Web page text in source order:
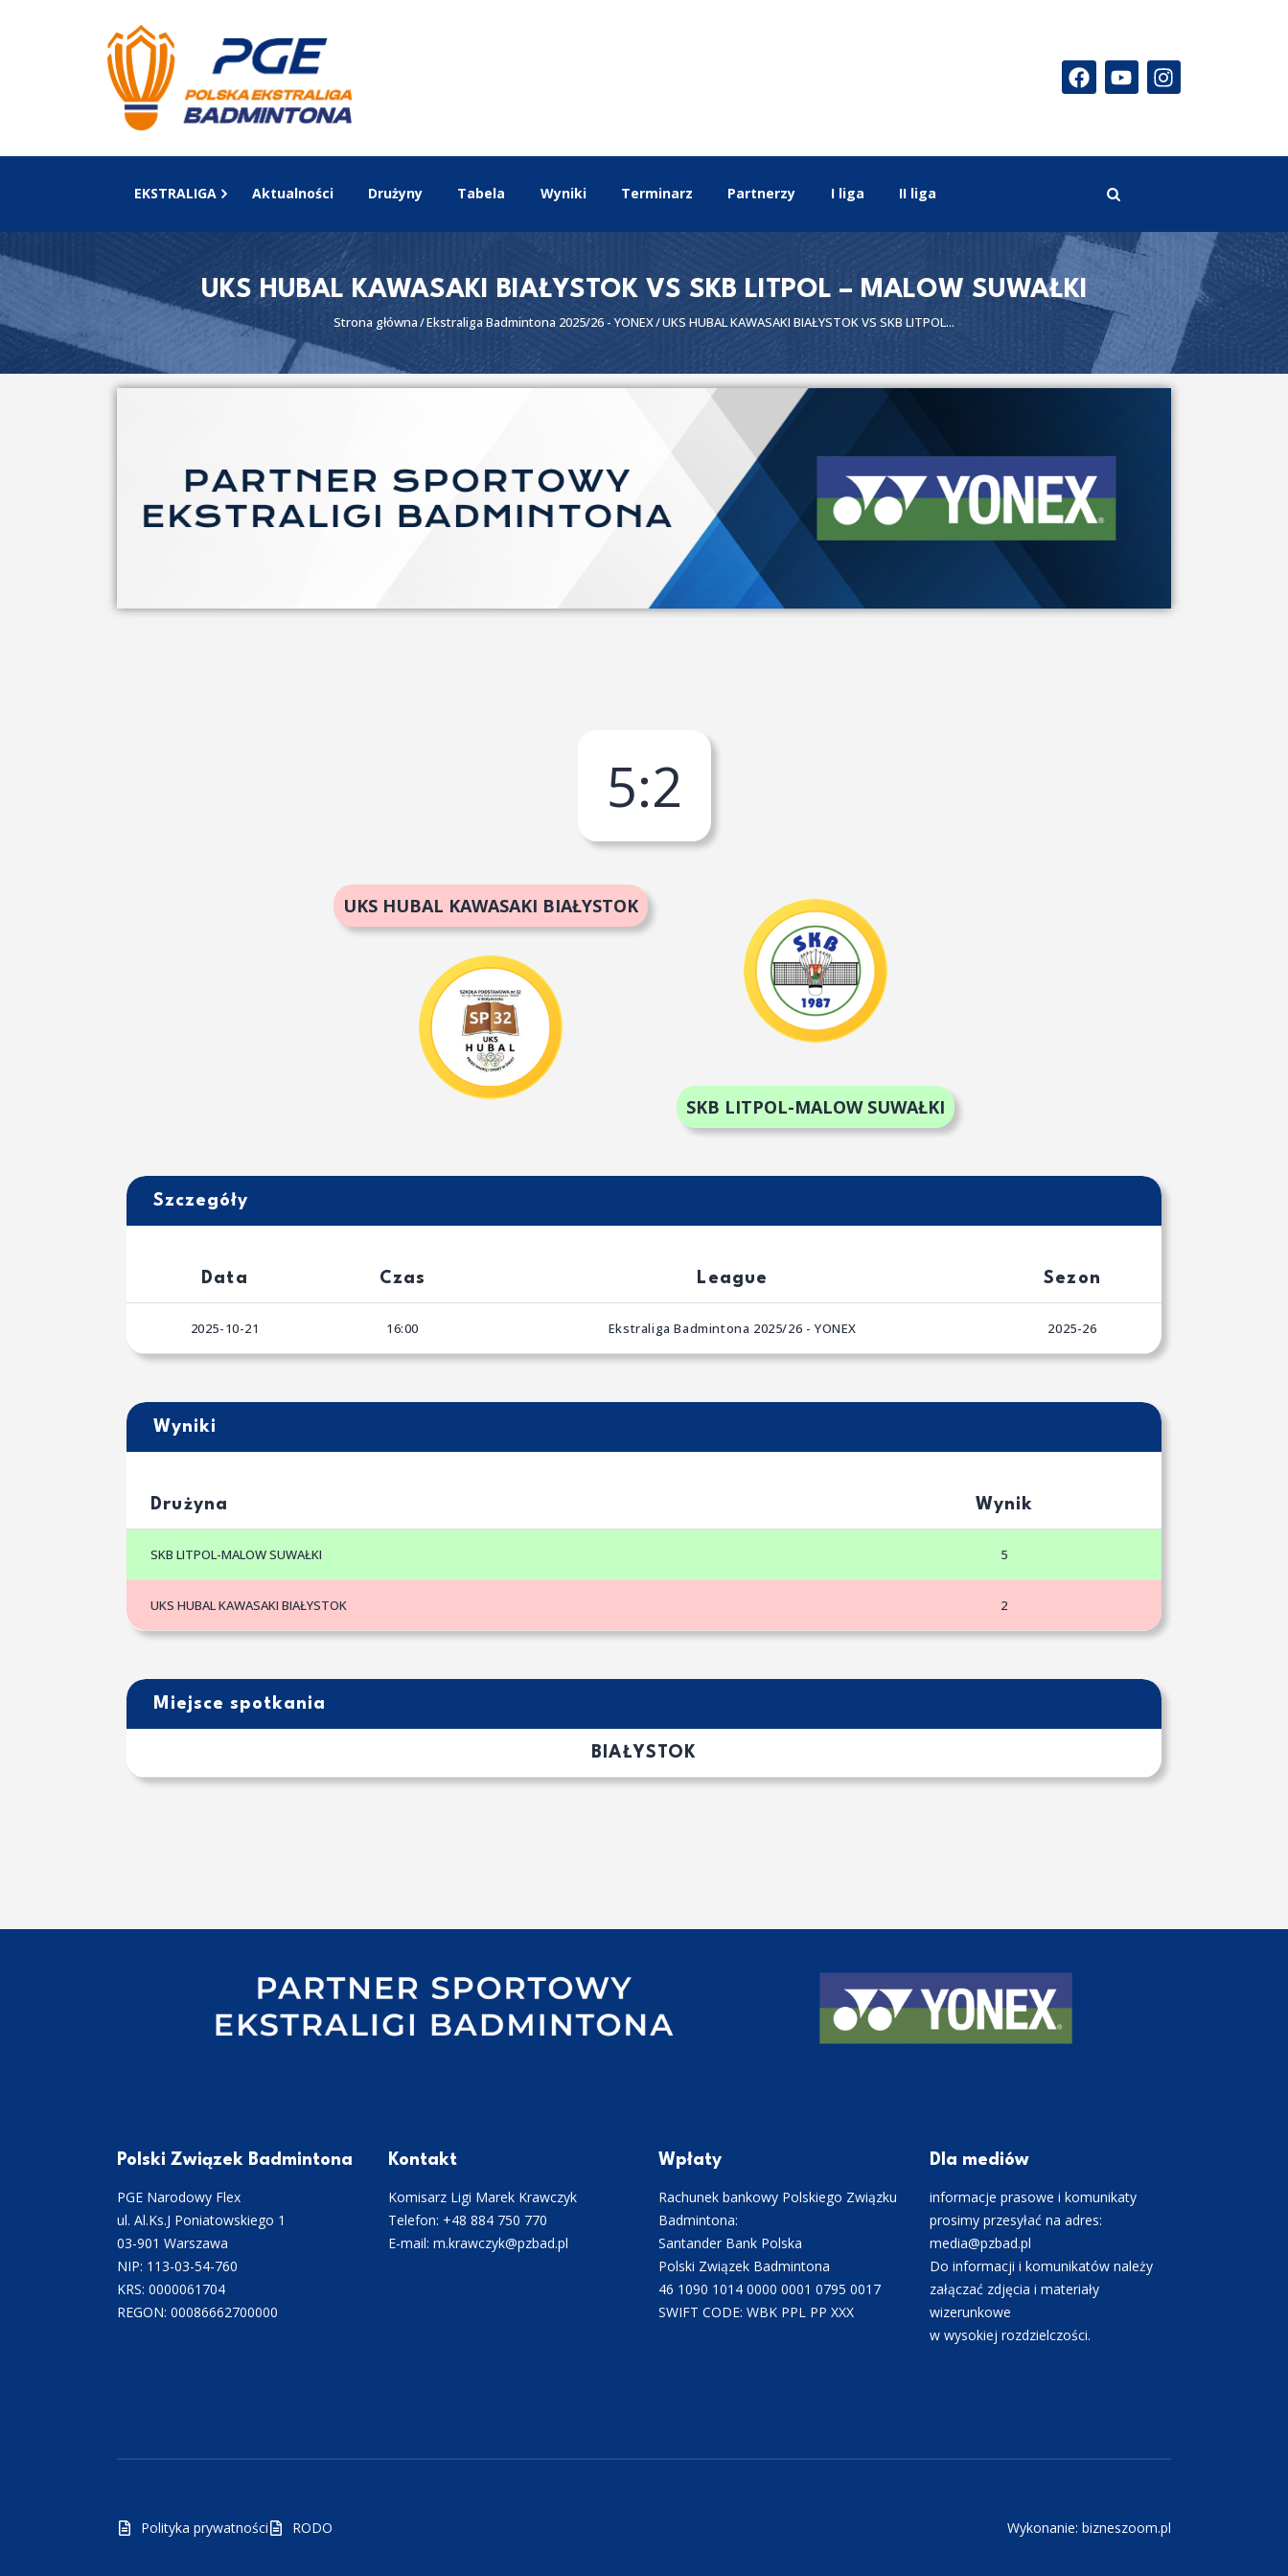
EKSTRALIGA Aktualności Drużyny Tabela Wyniki Terminarz Partnerzy I liga II liga
UKS HUBAL KAWASAKI BIAŁYSTOK VS SKB LITPOL – MALOW SUWAŁKI
Strona główna Ekstraliga Badmintona 2025/26 - YONEX UKS HUBAL KAWASAKI BIAŁYSTOK VS SKB LITPOL...
II liga
5:2
UKS HUBAL KAWASAKI BIAŁYSTOK
SKB LITPOL-MALOW SUWAŁKI
Szczegóły
Data Czas League Sezon
2025-10-21 16:00 Ekstraliga Badmintona 2025/26 - YONEX 2025-26
Wyniki
Drużyna Wynik
SKB LITPOL-MALOW SUWAŁKI 5
UKS HUBAL KAWASAKI BIAŁYSTOK 2
Miejsce spotkania
BIAŁYSTOK
Polski Związek Badmintona
PGE Narodowy Flex
ul. Al.Ks.J Poniatowskiego 1
03-901 Warszawa
NIP: 113-03-54-760
KRS: 0000061704
REGON: 00086662700000
Kontakt
Komisarz Ligi Marek Krawczyk
Telefon: +48 884 750 770
E-mail: m.krawczyk@pzbad.pl
Wpłaty
Rachunek bankowy Polskiego Związku
Badmintona:
Santander Bank Polska
Polski Związek Badmintona
46 1090 1014 0000 0001 0795 0017
SWIFT CODE: WBK PPL PP XXX
Dla mediów
informacje prasowe i komunikaty
prosimy przesyłać na adres:
media@pzbad.pl
Do informacji i komunikatów należy
załączać zdjęcia i materiały
wizerunkowe
w wysokiej rozdzielczości.
Polityka prywatności RODO Wykonanie: bizneszoom.pl